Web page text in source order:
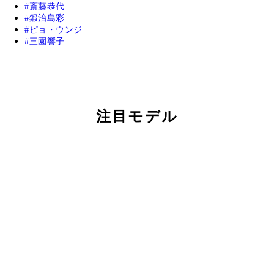
斎藤恭代
鍛治島彩
ピョ・ウンジ
三園響子
注目モデル